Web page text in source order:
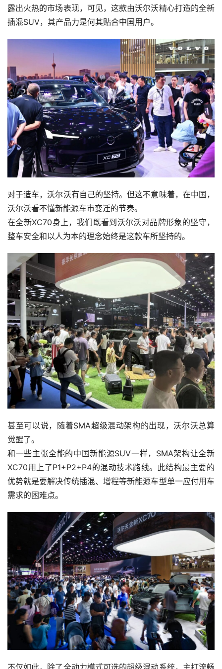
露出火热的市场表现，可见，这款由沃尔沃精心打造的全新
插混SUV，其产品力是何其贴合中国用户。
对于造车，沃尔沃有自己的坚持。但这不意味着，在中国，
沃尔沃看不懂新能源车市变迁的节奏。
在全新XC70身上，我们既看到沃尔沃对品牌形象的坚守，
整车安全和以人为本的理念始终是这款车所坚持的。
甚至可以说，随着SMA超级混动架构的出现，沃尔沃总算
觉醒了。
和一些主张全能的中国新能源SUV一样，SMA架构让全新
XC70用上了P1+P2+P4的混动技术路线。此结构最主要的
优势就是要解决传统插混、增程等新能源车型单一应付用车
需求的困难点。